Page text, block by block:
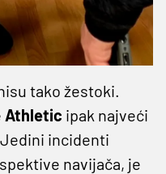
tako žestoki.
Athletic ipak najveći
incidenti
navijača, je